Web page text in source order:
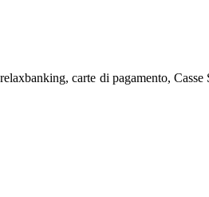
carte di pagamento,